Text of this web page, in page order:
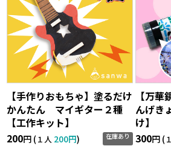
【手作りおもちゃ】塗るだけ
かんたん マイギター２種
【工作キット】
200円 (１人 200円) 在庫あり
【万
んげき
け】
300円 (